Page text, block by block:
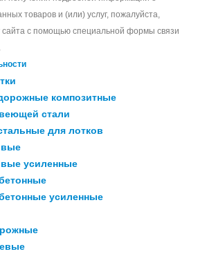
товаров и (или) услуг, пожалуйста,
с помощью специальной формы связи
композитные
стали
для лотков
усиленные
усиленные